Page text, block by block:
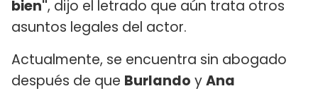
bien", dijo el letrado que aún trata otros
asuntos legales del actor.
Actualmente, se encuentra sin abogado
después de que Burlando yAna